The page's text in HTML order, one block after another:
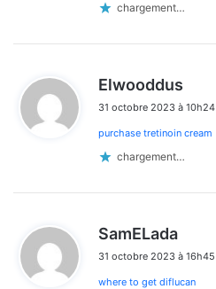
chargement…
Elwooddus
31 octobre 2023 à 10h24
purchase tretinoin cream
chargement…
SamELada
t
31 octobre 2023 à 16h45
where to get diflucan